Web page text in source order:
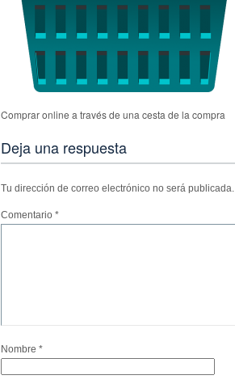
Comprar online a través de una cesta de la compra
Deja una respuesta
Tu dirección de correo electrónico no será publicada.
Comentario *
Nombre *